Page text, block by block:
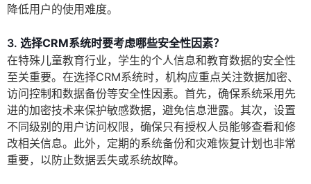
降低用户的使用难度。
3. 选择CRM系统时要考虑哪些安全性因素？
在特殊儿童教育行业，学生的个人信息和教育数据的安全性
至关重要。在选择CRM系统时，机构应重点关注数据加密、
访问控制和数据备份等安全性因素。首先，确保系统采用先
进的加密技术来保护敏感数据，避免信息泄露。其次，设置
不同级别的用户访问权限，确保只有授权人员能够查看和修
改相关信息。此外，定期的系统备份和灾难恢复计划也非常
重要，以防止数据丢失或系统故障。